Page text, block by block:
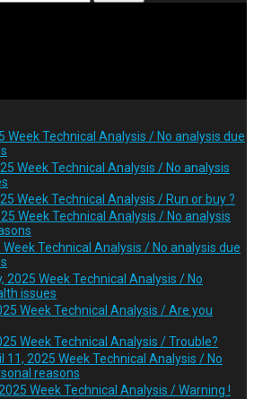
Week Technical Analysis / No analysis due
Week Technical Analysis / No analysis
Week Technical Analysis / Run or buy ?
Week Technical Analysis / No analysis
Week Technical Analysis / No analysis due
2025 Week Technical Analysis / No
issues
Week Technical Analysis / Are you
Week Technical Analysis / Trouble?
11, 2025 Week Technical Analysis / No
reasons
Week Technical Analysis / Warning !